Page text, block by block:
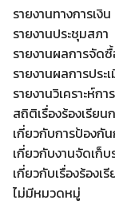
Search
for:
รายงานทางการเงิน
รายงานประชุมสภา
รายงานผลการจัด
รายงานผลการประ
รายงานวิเคราะห์ก
สถิติเรื่องร้องเรียน
เกี่ยวกับการป้องกั
เกี่ยวกับงานจัดเก็
เกี่ยวกับเรื่องร้องเ
ไม่มีหมวดหมู่